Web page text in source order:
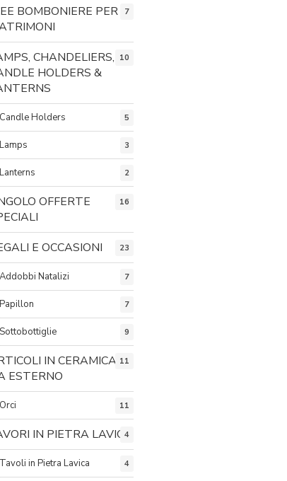
BOMBONIERE PER
7
CHANDELIERS,
HOLDERS &
10
Candle Holders 5
Lamps 3
Lanterns 2
OFFERTE
16
E OCCASIONI 23
Addobbi Natalizi 7
Papillon 7
Sottobottiglie 9
IN CERAMICA
ESTERNO
11
Orci 11
IN PIETRA LAVICA
4
Tavoli in Pietra Lavica 4